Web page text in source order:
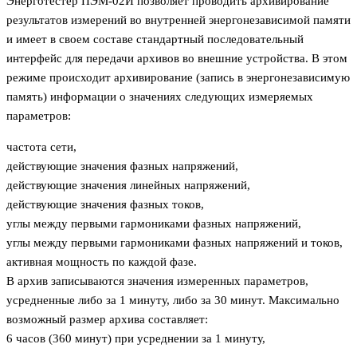
результатов измерений во внутренней энергонезависимой памяти
и имеет в своем составе стандартный последовательный
интерфейс для передачи архивов во внешние устройства. В этом
режиме происходит архивирование (запись в энергонезависимую
память) информации о значениях следующих измеряемых
параметров:
частота сети,
действующие значения фазных напряжений,
действующие значения линейных напряжений,
действующие значения фазных токов,
углы между первыми гармониками фазных напряжений,
углы между первыми гармониками фазных напряжений и токов,
активная мощность по каждой фазе.
В архив записываются значения измеренных параметров,
усредненные либо за 1 минуту, либо за 30 минут. Максимально
возможный размер архива составляет:
6 часов (360 минут) при усреднении за 1 минуту,